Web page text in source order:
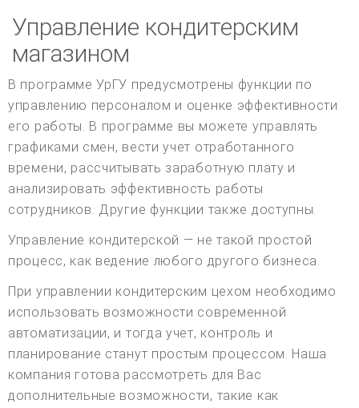
Управление кондитерским
магазином
В программе УрГУ предусмотрены функции по
управлению персоналом и оценке эффективности
его работы. В программе вы можете управлять
графиками смен, вести учет отработанного
времени, рассчитывать заработную плату и
анализировать эффективность работы
сотрудников. Другие функции также доступны.
Управление кондитерской — не такой простой
процесс, как ведение любого другого бизнеса.
При управлении кондитерским цехом необходимо
использовать возможности современной
автоматизации, и тогда учет, контроль и
планирование станут простым процессом. Наша
компания готова рассмотреть для Вас
дополнительные возможности, такие как